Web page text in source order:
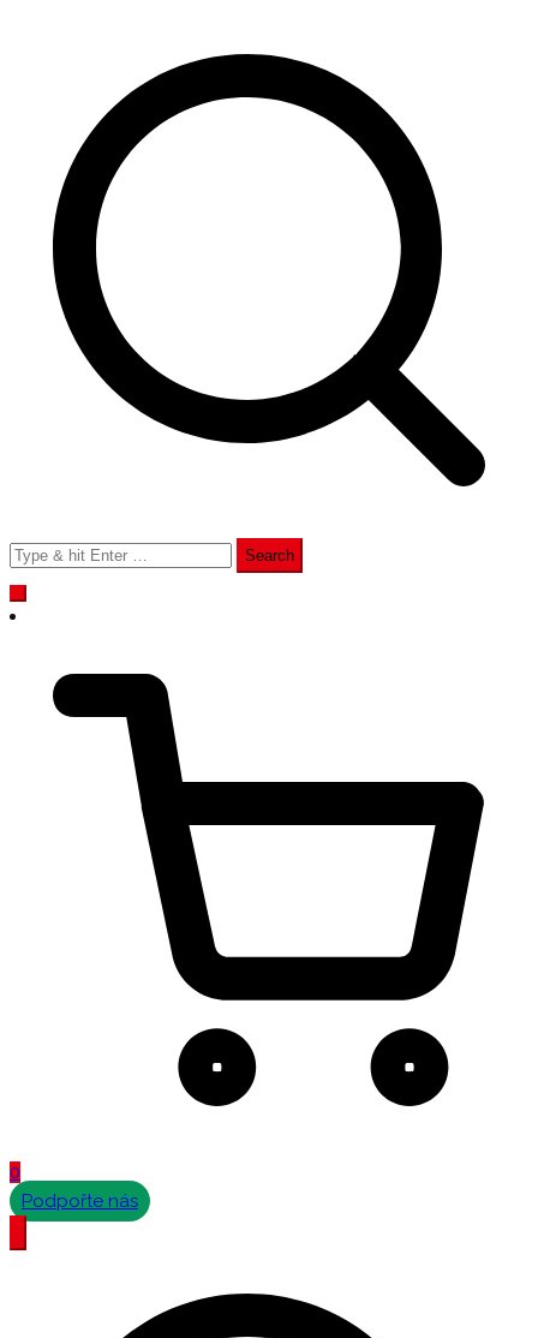
0
Podpořte nás